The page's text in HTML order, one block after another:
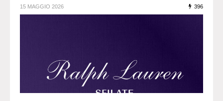
15 MAGGIO 2026 396